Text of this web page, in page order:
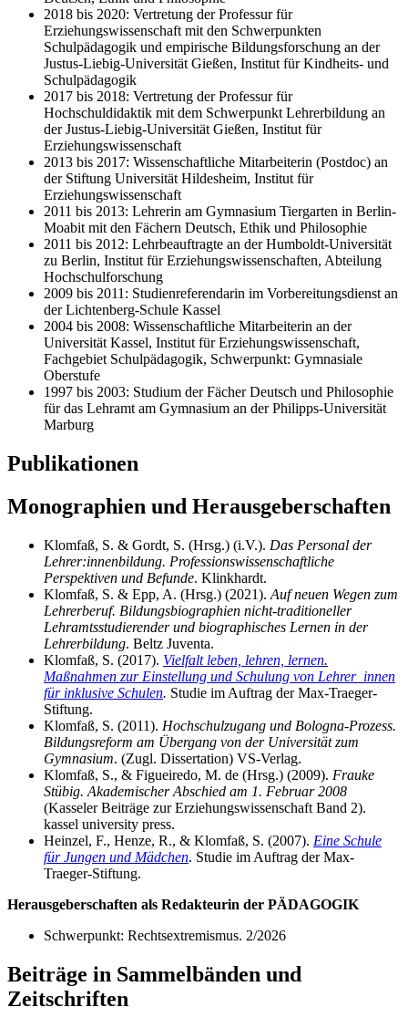
2018 bis 2020: Vertretung der Professur für
Erziehungswissenschaft mit den Schwerpunkten
Schulpädagogik und empirische Bildungsforschung an der
Justus-Liebig-Universität Gießen, Institut für Kindheits- und
Schulpädagogik
2017 bis 2018: Vertretung der Professur für
Hochschuldidaktik mit dem Schwerpunkt Lehrerbildung an
der Justus-Liebig-Universität Gießen, Institut für
Erziehungswissenschaft
2013 bis 2017: Wissenschaftliche Mitarbeiterin (Postdoc) an
der Stiftung Universität Hildesheim, Institut für
Erziehungswissenschaft
2011 bis 2013: Lehrerin am Gymnasium Tiergarten in Berlin-
Moabit mit den Fächern Deutsch, Ethik und Philosophie
2011 bis 2012: Lehrbeauftragte an der Humboldt-Universität
zu Berlin, Institut für Erziehungswissenschaften, Abteilung
Hochschulforschung
2009 bis 2011: Studienreferendarin im Vorbereitungsdienst an
der Lichtenberg-Schule Kassel
2004 bis 2008: Wissenschaftliche Mitarbeiterin an der
Universität Kassel, Institut für Erziehungswissenschaft,
Fachgebiet Schulpädagogik, Schwerpunkt: Gymnasiale
Oberstufe
1997 bis 2003: Studium der Fächer Deutsch und Philosophie
für das Lehramt am Gymnasium an der Philipps-Universität
Marburg
Publikationen
Monographien und Herausgeberschaften
Klomfaß, S. & Gordt, S. (Hrsg.) (i.V.). Das Personal der
Lehrer:innenbildung. Professionswissenschaftliche
Perspektiven und Befunde. Klinkhardt.
Klomfaß, S. & Epp, A. (Hrsg.) (2021). Auf neuen Wegen zum
Lehrerberuf. Bildungsbiographien nicht-traditioneller
Lehramtsstudierender und biographisches Lernen in der
Lehrerbildung. Beltz Juventa.
Klomfaß, S. (2017). Vielfalt leben, lehren, lernen.
Maßnahmen zur Einstellung und Schulung von Lehrer_innen
für inklusive Schulen. Studie im Auftrag der Max-Traeger-
Stiftung.
Klomfaß, S. (2011). Hochschulzugang und Bologna-Prozess.
Bildungsreform am Übergang von der Universität zum
Gymnasium. (Zugl. Dissertation) VS-Verlag.
Klomfaß, S., & Figueiredo, M. de (Hrsg.) (2009). Frauke
Stübig. Akademischer Abschied am 1. Februar 2008
(Kasseler Beiträge zur Erziehungswissenschaft Band 2).
kassel university press.
Heinzel, F., Henze, R., & Klomfaß, S. (2007). Eine Schule
für Jungen und Mädchen. Studie im Auftrag der Max-
Traeger-Stiftung.
Herausgeberschaften als Redakteurin der PÄDAGOGIK
Schwerpunkt: Rechtsextremismus. 2/2026
Beiträge in Sammelbänden und
Zeitschriften